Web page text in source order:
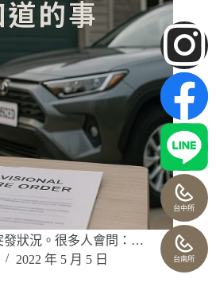
發狀況。很多人會問：…
2022 年 5 月 5 日
台中所
台南所